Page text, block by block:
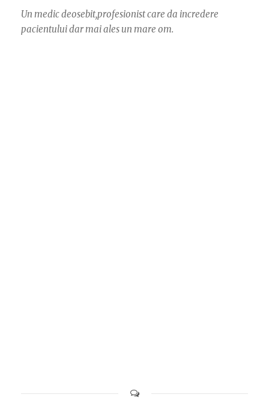
Un medic deosebit,profesionist care da incredere
pacientului dar mai ales un mare om.